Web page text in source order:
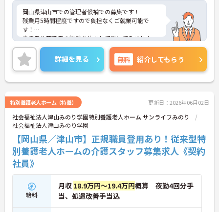
岡山県津山市での管理者候補での募集です！
残業月5時間程度ですので負担なくご就業可能で
す！
責任者や管理者の経験を生かして働いてみません
か？ご興味のある方は面接のポイントお伝えします
ので、お気軽にお問い合わせください。
詳細を見る 無料 紹介してもらう
特別養護老人ホーム（特養） 更新日：2026年06月02日
社会福祉法人津山みのり学園特別養護老人ホーム サンライフみのり
社会福祉法人津山みのり学園
【岡山県／津山市】正規職員登用あり！従来型特
別養護老人ホームの介護スタッフ募集求人《契約
社員》
給料
月収 18.9万円～19.4万円概算 夜勤4回分手
当、処遇改善手当込